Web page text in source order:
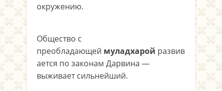
окружению.
Общество с
преобладающей муладхарой развив
ается по законам Дарвина —
выживает сильнейший.